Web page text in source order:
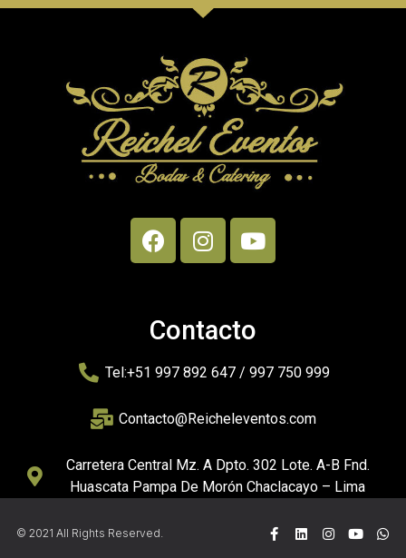
Contacto
Tel:+51 997 892 647 / 997 750 999
Contacto@Reicheleventos.com
Carretera Central Mz. A Dpto. 302 Lote. A-B Fnd.
Huascata Pampa De Morón Chaclacayo – Lima
© 2021 All Rights Reserved.